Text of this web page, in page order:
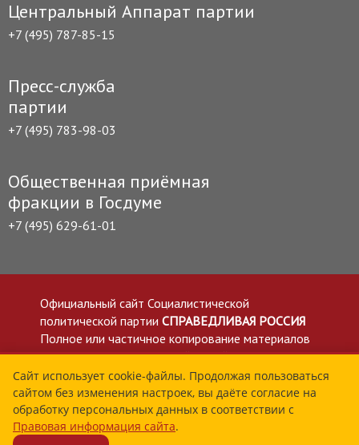
Центральный Аппарат партии
+7 (495) 787-85-15
Пресс-служба
партии
+7 (495) 783-98-03
Общественная приёмная
фракции в Госдуме
+7 (495) 629-61-01
Официальный сайт Социалистической
политической партии СПРАВЕДЛИВАЯ РОССИЯ
Полное или частичное копирование материалов
приветствуется со ссылкой на сайт spravedlivo.ru
Политика в отношении обработки персональных
данных
Все материалы сайта spravedlivo.ru доступны по
лицензии Creative Commons Attribution 4.0 International
Сайт использует cookie-файлы. Продолжая пользоваться
сайтом без изменения настроек, вы даёте согласие на
обработку персональных данных в соответствии с
Правовая информация сайта.